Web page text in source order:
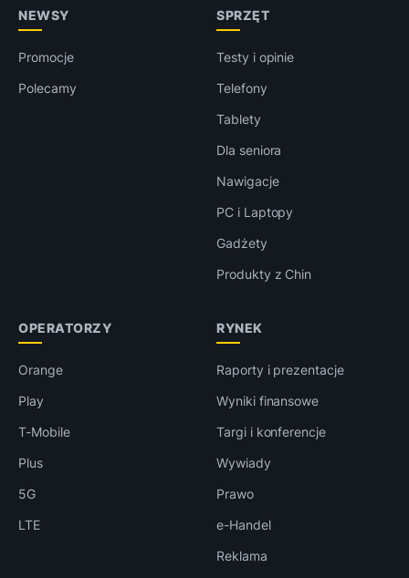
NEWSY
Promocje
Polecamy
SPRZĘT
Testy i opinie
Telefony
Tablety
Dla seniora
Nawigacje
PC i Laptopy
Gadżety
Produkty z Chin
OPERATORZY
Orange
Play
T-Mobile
Plus
5G
LTE
RYNEK
Raporty i prezentacje
Wyniki finansowe
Targi i konferencje
Wywiady
Prawo
e-Handel
Reklama